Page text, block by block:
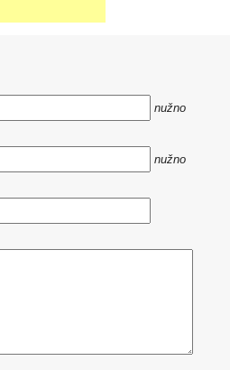
nužno
nužno